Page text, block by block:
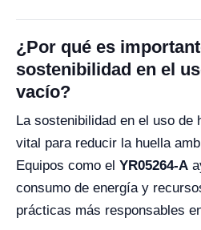
¿Por qué es
sostenibilidad en el
vacío?
La sostenibilidad en el uso de
vital para reducir la huella
Equipos como el YR05264-A
consumo de energía y
prácticas más responsables